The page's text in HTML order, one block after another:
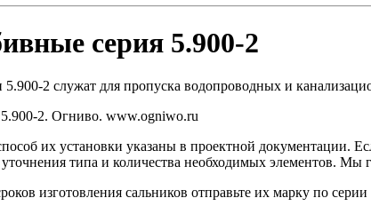
серия 5.900-2
2 служат для пропуска водопроводных и
их установки указаны в проектной документации.
типа и количества необходимых элементов. Мы
изготовления сальников отправьте их марку по